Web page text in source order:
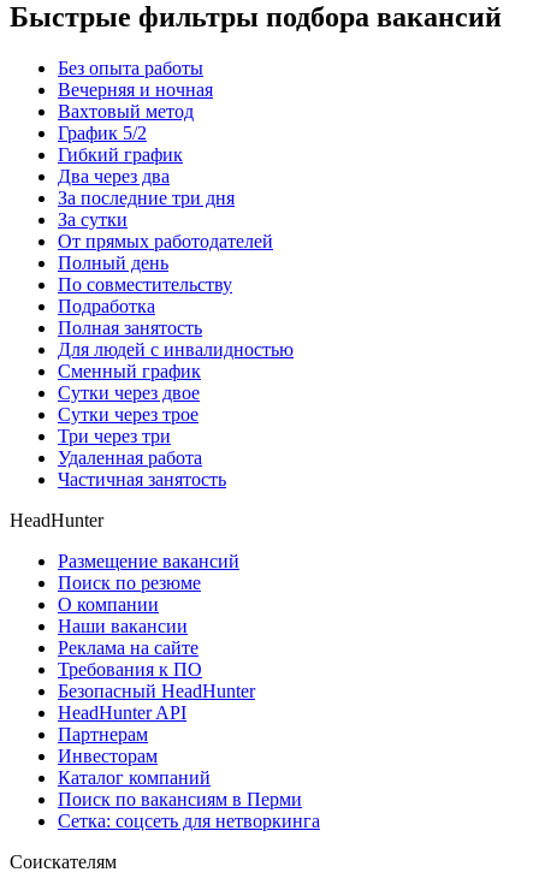
Быстрые фильтры подбора вакансий
Без опыта работы
Вечерняя и ночная
Вахтовый метод
График 5/2
Гибкий график
Два через два
За последние три дня
За сутки
От прямых работодателей
Полный день
По совместительству
Подработка
Полная занятость
Для людей с инвалидностью
Сменный график
Сутки через двое
Сутки через трое
Три через три
Удаленная работа
Частичная занятость
HeadHunter
Размещение вакансий
Поиск по резюме
О компании
Наши вакансии
Реклама на сайте
Требования к ПО
Безопасный HeadHunter
HeadHunter API
Партнерам
Инвесторам
Каталог компаний
Поиск по вакансиям в Перми
Сетка: соцсеть для нетворкинга
Соискателям